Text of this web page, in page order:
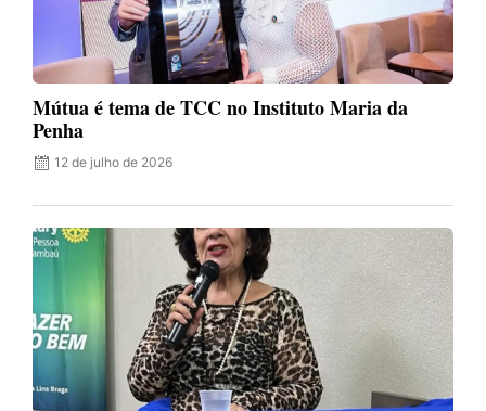
Mútua é tema de TCC no Instituto Maria da
Penha
12 de julho de 2026